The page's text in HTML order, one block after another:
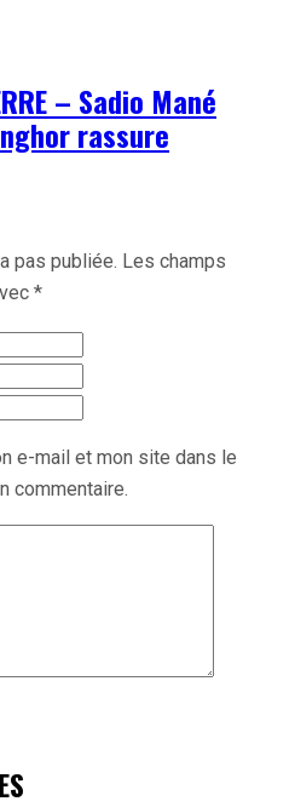
– Sadio Mané
rassure
pas publiée. Les champs
*
e-mail et mon site dans le
commentaire.